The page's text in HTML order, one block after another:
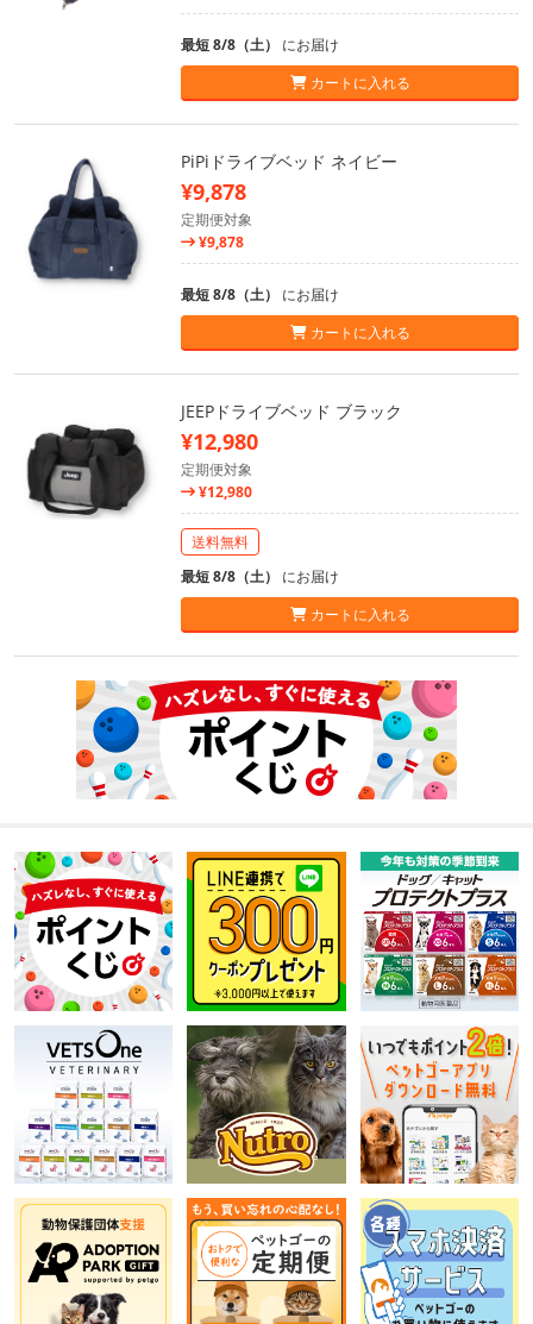
最短 8/8（土） にお届け
カートに入れる
PiPiドライブベッド ネイビー
¥9,878
定期便対象
¥9,878
最短 8/8（土） にお届け
カートに入れる
JEEPドライブベッド ブラック
¥12,980
定期便対象
¥12,980
送料無料
最短 8/8（土） にお届け
カートに入れる